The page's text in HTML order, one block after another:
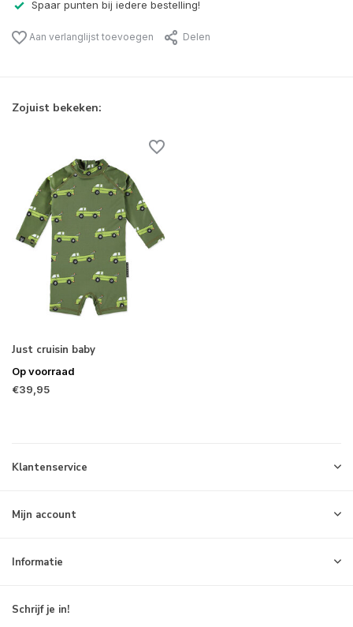
Spaar punten bij iedere bestelling!
Aan verlanglijst toevoegen Delen
Zojuist bekeken:
Just cruisin baby
Op voorraad
€39,95
Klantenservice
Mijn account
Informatie
Schrijf je in!